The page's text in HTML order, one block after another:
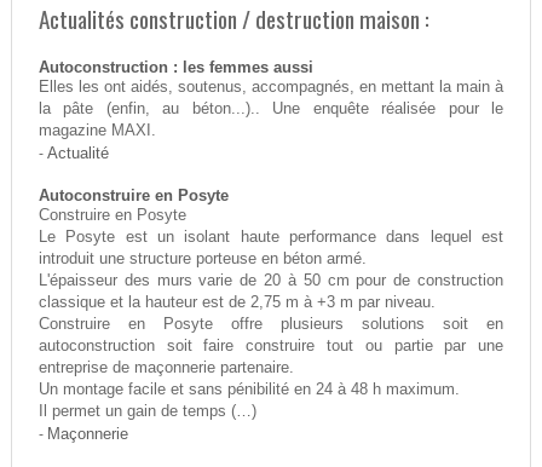
Actualités construction / destruction maison :
Autoconstruction : les femmes aussi
Elles les ont aidés, soutenus, accompagnés, en mettant la main à
la pâte (enfin, au béton...).. Une enquête réalisée pour le
magazine MAXI.
- Actualité
Autoconstruire en Posyte
Construire en Posyte
Le Posyte est un isolant haute performance dans lequel est
introduit une structure porteuse en béton armé.
L'épaisseur des murs varie de 20 à 50 cm pour de construction
classique et la hauteur est de 2,75 m à +3 m par niveau.
Construire en Posyte offre plusieurs solutions soit en
autoconstruction soit faire construire tout ou partie par une
entreprise de maçonnerie partenaire.
Un montage facile et sans pénibilité en 24 à 48 h maximum.
Il permet un gain de temps (…)
- Maçonnerie